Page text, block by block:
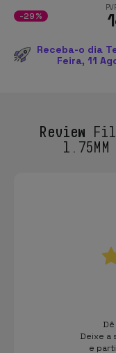
-29%
Receba-o dia
Feira, 11
Review
Deixe a
e